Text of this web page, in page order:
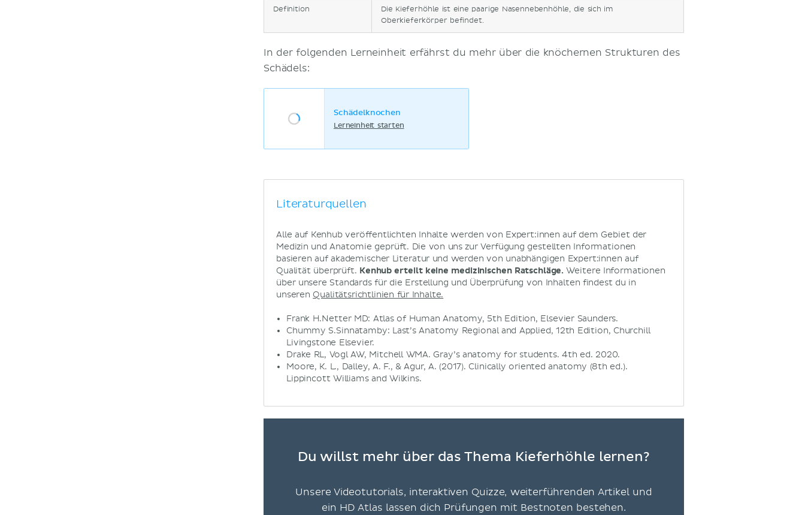
Definition
Die Kieferhöhle ist eine paarige Nasennebenhöhle, die sich im
Oberkieferkörper befindet.
In der folgenden Lerneinheit erfährst du mehr über die knöchernen Strukturen des
Schädels:
Schädelknochen
Lerneinheit starten
Literaturquellen
Alle auf Kenhub veröffentlichten Inhalte werden von Expert:innen auf dem Gebiet der
Medizin und Anatomie geprüft. Die von uns zur Verfügung gestellten Informationen
basieren auf akademischer Literatur und werden von unabhängigen Expert:innen auf
Qualität überprüft. Kenhub erteilt keine medizinischen Ratschläge. Weitere Informationen
über unsere Standards für die Erstellung und Überprüfung von Inhalten findest du in
unseren Qualitätsrichtlinien für Inhalte.
Frank H.Netter MD: Atlas of Human Anatomy, 5th Edition, Elsevier Saunders.
Chummy S.Sinnatamby: Last’s Anatomy Regional and Applied, 12th Edition, Churchill
Livingstone Elsevier.
Drake RL, Vogl AW, Mitchell WMA. Gray’s anatomy for students. 4th ed. 2020.
Moore, K. L., Dalley, A. F., & Agur, A. (2017). Clinically oriented anatomy (8th ed.).
Lippincott Williams and Wilkins.
Du willst mehr über das Thema Kieferhöhle lernen?
Unsere Videotutorials, interaktiven Quizze, weiterführenden Artikel und
ein HD Atlas lassen dich Prüfungen mit Bestnoten bestehen.